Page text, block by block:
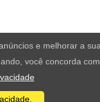
e melhorar a
você concorda